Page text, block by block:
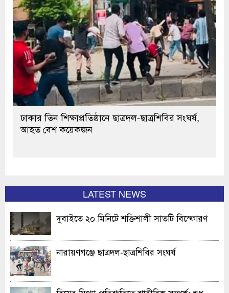
ঢাকার তিন শিক্ষাপ্রতিষ্ঠানে ছাত্রদল-ছাত্রশিবির সংঘর্ষ,
আহত বেশ কয়েকজন
LATEST NEWS
দুবাইতে ২০ মিনিটে শক্তিশালী সাতটি বিস্ফোরণ
নারায়ণগঞ্জে ছাত্রদল-ছাত্রশিবির সংঘর্ষ